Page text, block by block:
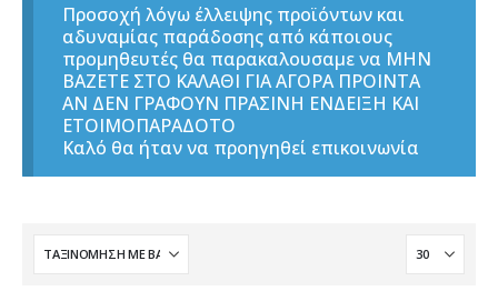
Προσοχή λόγω έλλειψης προϊόντων και
αδυναμίας παράδοσης από κάποιους
προμηθευτές θα παρακαλουσαμε να ΜΗΝ
ΒΑΖΕΤΕ ΣΤΟ ΚΑΛΑΘΙ ΓΙΑ ΑΓΟΡΑ ΠΡΟΙΝΤΑ
ΑΝ ΔΕΝ ΓΡΑΦΟΥΝ ΠΡΑΣΙΝΗ ΕΝΔΕΙΞΗ ΚΑΙ
ΕΤΟΙΜΟΠΑΡΑΔΟΤΟ
Καλό θα ήταν να προηγηθεί επικοινωνία